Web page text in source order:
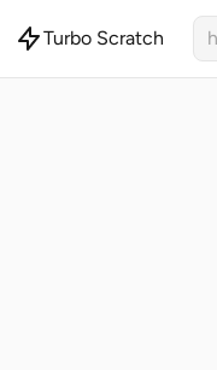
Turbo Scratch